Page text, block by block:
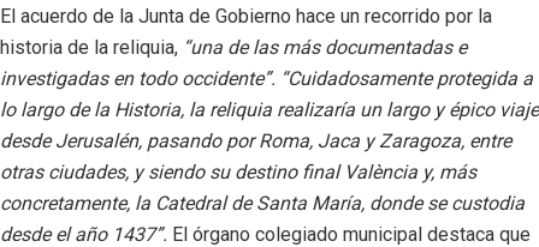
El acuerdo de la Junta de Gobierno hace un recorrido por la
historia de la reliquia, “una de las más documentadas e
investigadas en todo occidente”. “Cuidadosamente protegida a
lo largo de la Historia, la reliquia realizaría un largo y épico viaje
desde Jerusalén, pasando por Roma, Jaca y Zaragoza, entre
otras ciudades, y siendo su destino final València y, más
concretamente, la Catedral de Santa María, donde se custodia
desde el año 1437”. El órgano colegiado municipal destaca que